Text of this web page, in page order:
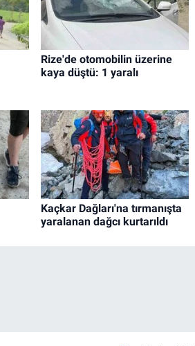
Rize'de otomobilin üzerine
kaya düştü: 1 yaralı
Kaçkar Dağları'na tırmanışta
yaralanan dağcı kurtarıldı